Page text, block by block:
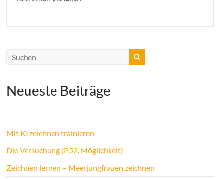
Neueste Beiträge
Mit KI zeichnen trainieren
Die Versuchung (P52, Möglichkeit)
Zeichnen lernen – Meerjungfrauen zeichnen